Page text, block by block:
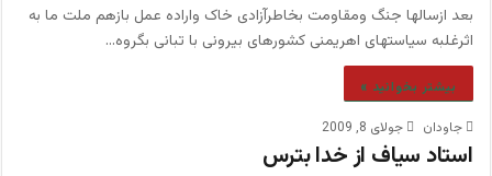
بعد ازسالها جنگ ومقاومت بخاطرآزادی خاک واراده عمل بازهم ملت ما به
اثرغلبه سیاستهای اهریمنی کشورهای بیرونی با تبانی بگروه…
بیشتر بخوانید »
جاودان جولای 8, 2009
استاد سیاف از خدا بترس